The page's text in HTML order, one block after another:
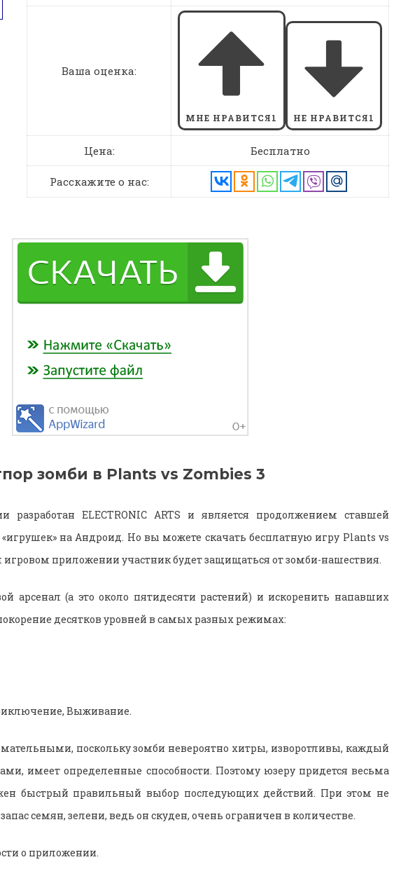
Ваша оценка:
МНЕ НРАВИТСЯ1 НЕ НРАВИТСЯ1
Цена: Бесплатно
Расскажите о нас:
зомби в Plants vs Zombies 3
разработан ELECTRONIC ARTS и является продолжением ставшей
на Андроид. Но вы можете скачать бесплатную игру Plants vs
игровом приложении участник будет защищаться от зомби-нашествия.
арсенал (а это около пятидесяти растений) и искоренить напавших
десятков уровней в самых разных режимах:
Выживание.
поскольку зомби невероятно хитры, изворотливы, каждый
имеет определенные способности. Поэтому юзеру придется весьма
быстрый правильный выбор последующих действий. При этом не
семян, зелени, ведь он скуден, очень ограничен в количестве.
о приложении.